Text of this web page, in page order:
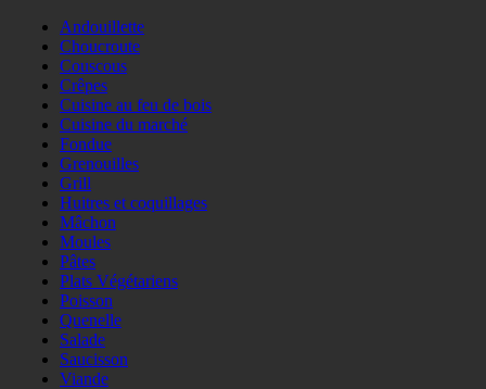
Andouillette
Choucroute
Couscous
Crêpes
Cuisine au feu de bois
Cuisine du marché
Fondue
Grenouilles
Grill
Huitres et coquillages
Mâchon
Moules
Pâtes
Plats Végétariens
Poisson
Quenelle
Salade
Saucisson
Viande